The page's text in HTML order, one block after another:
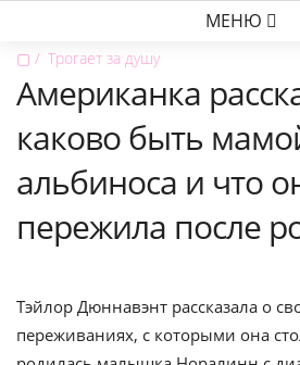
МЕНЮ
▢ Трогает за душу
Американка
каково быть
альбиноса и что
пережила после
Тэйлор Дюннавэнт рассказала о
переживаниях, с которыми она